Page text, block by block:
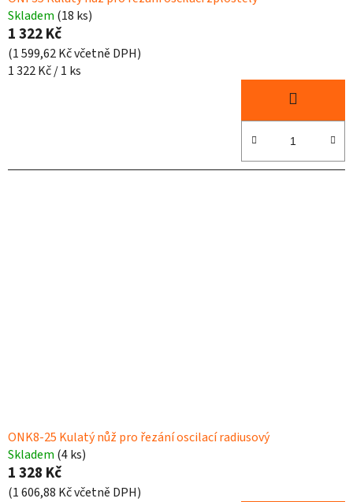
Skladem (18 ks)
1 322 Kč
(1 599,62 Kč včetně DPH)
Měrná
1 322 Kč / 1 ks
ONK8-25 Kulatý nůž pro řezání oscilací radiusový
Skladem (4 ks)
1 328 Kč
(1 606,88 Kč včetně DPH)